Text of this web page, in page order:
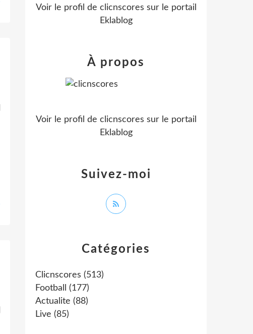
Catégories
Clicnscores (513)
Football
(177)
Actualite (88)
Live (85)
Voir le profil de clicnscores sur le portail
Eklablog
Suivez-moi
À propos
Voir le profil de clicnscores sur le portail
Eklablog